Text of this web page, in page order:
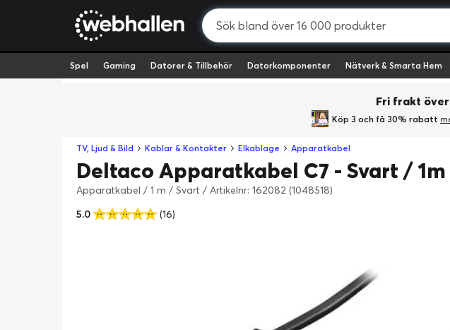
Spel Gaming Datorer & Tillbehör Datorkomponenter Nätverk & Smarta Hem
Fri frakt
Köp 3 och få 30% rabatt
TV, Ljud & Bild Kablar & Kontakter Elkablage Apparatkabel
Deltaco Apparatkabel C7 - Svart / 1m
Apparatkabel / 1 m / Svart / Artikelnr: 162082 (1048518)
5.0
(16)